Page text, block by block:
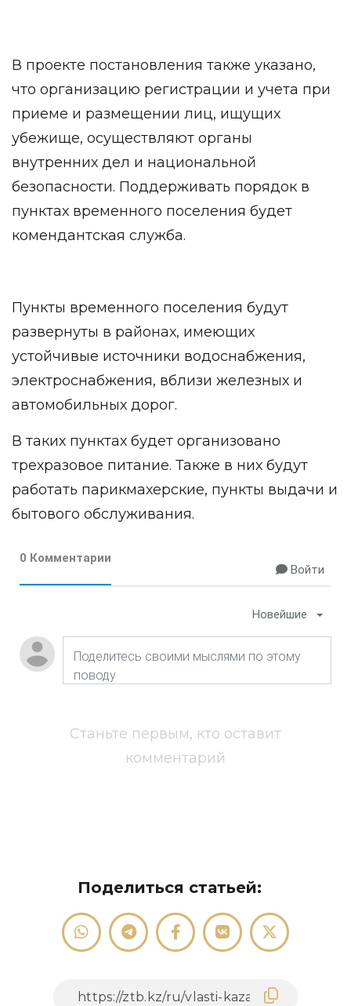
В проекте постановления также указано,
что организацию регистрации и учета при
приеме и размещении лиц, ищущих
убежище, осуществляют органы
внутренних дел и национальной
безопасности. Поддерживать порядок в
пунктах временного поселения будет
комендантская служба.
Пункты временного поселения будут
развернуты в районах, имеющих
устойчивые источники водоснабжения,
электроснабжения, вблизи железных и
автомобильных дорог.
В таких пунктах будет организовано
трехразовое питание. Также в них будут
работать парикмахерские, пункты выдачи и
бытового обслуживания.
0 Комментарии
Войти
Новейшие
Станьте первым, кто оставит
комментарий
Поделиться статьей: